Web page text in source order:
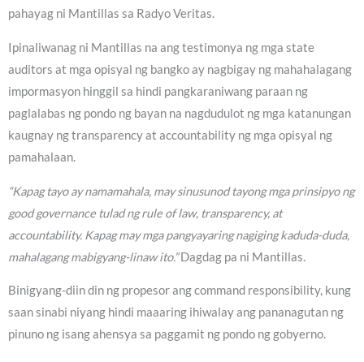
pahayag ni Mantillas sa Radyo Veritas.
Ipinaliwanag ni Mantillas na ang testimonya ng mga state
auditors at mga opisyal ng bangko ay nagbigay ng mahahalagang
impormasyon hinggil sa hindi pangkaraniwang paraan ng
paglalabas ng pondo ng bayan na nagdudulot ng mga katanungan
kaugnay ng transparency at accountability ng mga opisyal ng
pamahalaan.
“Kapag tayo ay namamahala, may sinusunod tayong mga prinsipyo ng
good governance tulad ng rule of law, transparency, at
accountability. Kapag may mga pangyayaring nagiging kaduda-duda,
mahalagang mabigyang-linaw ito.”Dagdag pa ni Mantillas.
Binigyang-diin din ng propesor ang command responsibility, kung
saan sinabi niyang hindi maaaring ihiwalay ang pananagutan ng
pinuno ng isang ahensya sa paggamit ng pondo ng gobyerno.